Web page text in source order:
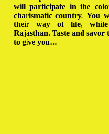
will participate in the
charismatic country. You
their way of life, while
Rajasthan. Taste and savor
to give you…